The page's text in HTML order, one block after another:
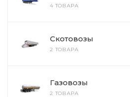
4 ТОВАРА
Скотовозы
2 ТОВАРА
Газовозы
2 ТОВАРА